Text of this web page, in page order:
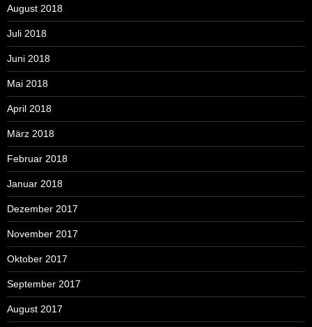
August 2018
Juli 2018
Juni 2018
Mai 2018
April 2018
März 2018
Februar 2018
Januar 2018
Dezember 2017
November 2017
Oktober 2017
September 2017
August 2017